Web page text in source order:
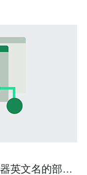
英文名的部署